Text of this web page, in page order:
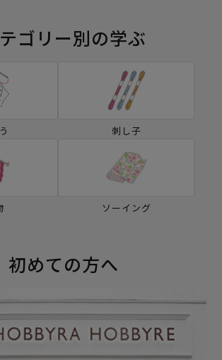
ゴリー別の学ぶ
刺し子
ソーイング
初めての方へ